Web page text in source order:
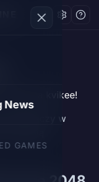
News
GAMES
online na kvikee!
która łączy w